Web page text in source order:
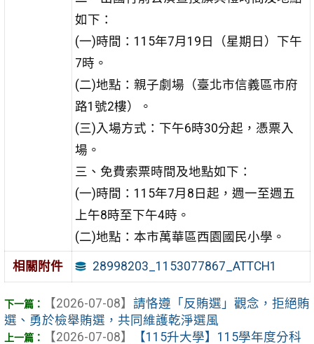
如下：
(一)時間：115年7月19日（星期日）下午
7時。
(二)地點：親子劇場（臺北市信義區市府
路1號2樓）。
(三)入場方式：下午6時30分起，憑票入
場。
三、免費索票時間及地點如下：
(一)時間：115年7月8日起，週一至週五
上午8時至下午4時。
(二)地點：本市萬華區西園國民小學。
相關附件 28998203_1153077867_ATTCH1
【2026-07-08】 請恪遵「反賄選」觀念，拒絕賄
選、勇於檢舉賄選，共同維護乾淨選風
【2026-07-08】
【115升大學】115學年度分科